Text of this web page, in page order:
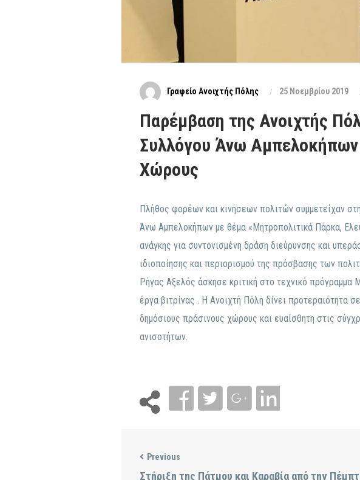
Γραφείο Ανοιχτής Πόλης 25 Νοεμβρίου 2019
Παρέμβαση της Ανοιχτής
Συλλόγου Άνω Αμπελοκήπων
Χώρους
Πλήθος φορέων και κινήσεων πολιτών συμμετείχαν
Άνω Αμπελοκήπων με θέμα «Μητροπολιτικά Πάρκα,
ανάγκης για συντονισμένη δράση διεύρυνσης και
ιδιοποίησης και περιορισμού της πρόσβασης των
Ρήγας Αξελός άσκησε κριτική στο τεχνικό
έργα βιτρίνας . Η Ανοιχτή Πόλη δίνει
δημόσιους πράσινους χώρους και ευαίσθητη στις
ανισοτήτων.
Previous
Στήριξη της Πάτμου και Καραβία από την